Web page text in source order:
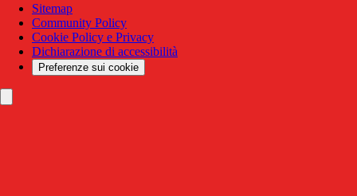
Sitemap
Community Policy
Cookie Policy e Privacy
Dichiarazione di accessibilità
Preferenze sui cookie